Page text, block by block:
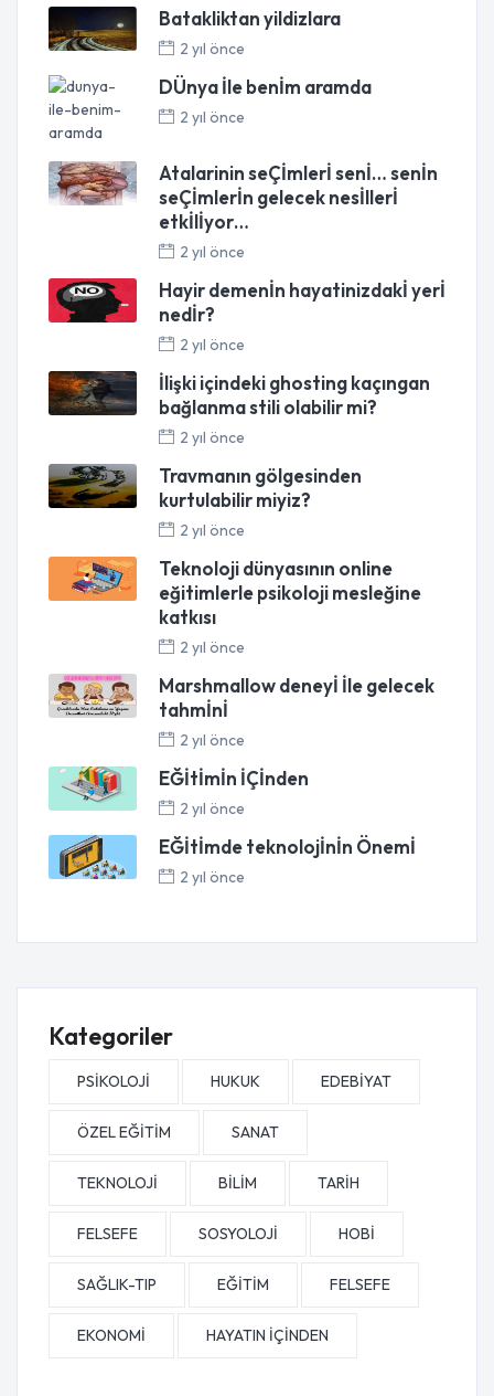
Batakliktan yildizlara
2 yıl önce
DÜnya İle benİm aramda
2 yıl önce
Atalarinin seÇİmlerİ senİ… senİn
seÇİmlerİn gelecek nesİllerİ
etkİlİyor…
2 yıl önce
Hayir demenİn hayatinizdakİ yerİ
nedİr?
2 yıl önce
İlişki içindeki ghosting kaçıngan
bağlanma stili olabilir mi?
2 yıl önce
Travmanın gölgesinden
kurtulabilir miyiz?
2 yıl önce
Teknoloji dünyasının online
eğitimlerle psikoloji mesleğine
katkısı
2 yıl önce
Marshmallow deneyİ İle gelecek
tahmİnİ
2 yıl önce
EĞİtİmİn İÇİnden
2 yıl önce
EĞİtİmde teknolojİnİn Önemİ
2 yıl önce
Kategoriler
PSİKOLOJİ HUKUK EDEBİYAT
ÖZEL EĞİTİM SANAT
TEKNOLOJİ BİLİM TARİH
FELSEFE SOSYOLOJİ HOBİ
SAĞLIK-TIP EĞİTİM FELSEFE
EKONOMİ HAYATIN İÇİNDEN